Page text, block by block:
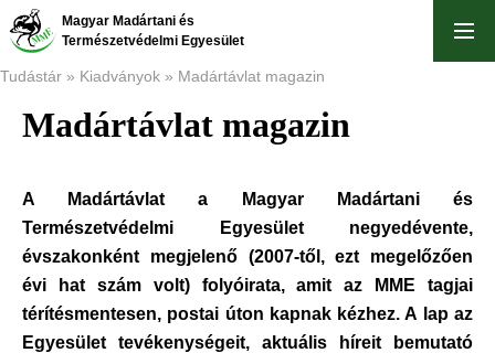
Skip
to
main
Magyar Madártani és
Természetvédelmi Egyesület
Breadcrumb
Tudástár Kiadványok Madártávlat magazin
Madártávlat magazin
A Madártávlat a Magyar Madártani és
Természetvédelmi Egyesület negyedévente,
évszakonként megjelenő (2007-től, ezt megelőzően
évi hat szám volt) folyóirata, amit az MME tagjai
térítésmentesen, postai úton kapnak kézhez. A lap az
Egyesület tevékenységeit, aktuális híreit bemutató